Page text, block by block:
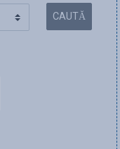
CAUTĂ